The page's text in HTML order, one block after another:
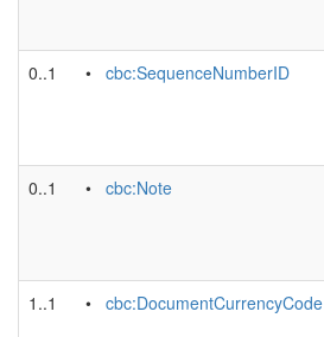
0..1 • cbc:SequenceNumberID
0..1 • cbc:Note
1..1 • cbc:DocumentCurrencyCode